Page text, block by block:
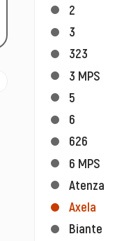
2
3
323
3 MPS
5
6
626
6 MPS
Atenza
Axela
Biante